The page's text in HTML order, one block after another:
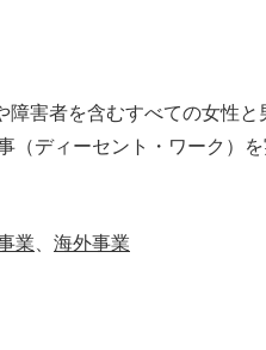
障害者を含むすべての女性
（ディーセント・ワーク）
業 海外事業